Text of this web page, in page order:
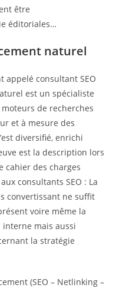
être
éditoriales…
naturel
appelé consultant SEO
est un spécialiste
de recherches
et à mesure des
diversifié, enrichi
est la description lors
cahier des charges
consultants SEO : La
convertissant ne suffit
voire même la
mais aussi
la stratégie
(SEO – Netlinking –